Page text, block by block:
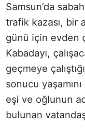
Samsun’da
trafik kazası, bir
günü için evden
Kabadayı,
geçmeye
sonucu
eşi ve oğlunun
bulunan